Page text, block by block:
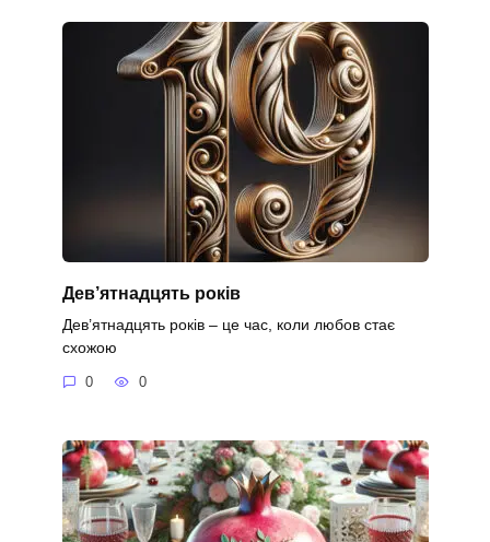
Дев’ятнадцять років
Дев’ятнадцять років – це час, коли любов стає
схожою
0 0